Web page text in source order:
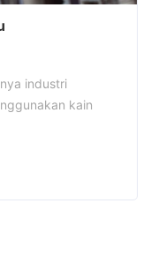
industri
kain